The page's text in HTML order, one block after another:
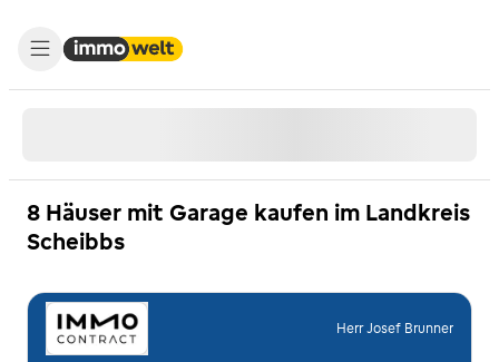
8 Häuser mit Garage kaufen im Landkreis
Scheibbs
Herr Josef Brunner